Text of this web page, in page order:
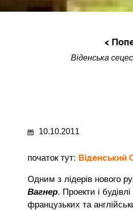
Віденська
10.10.2011
початок тут: Віденський
Одним з лідерів нового
Вагнер. Проекти і будівлі
французьких та